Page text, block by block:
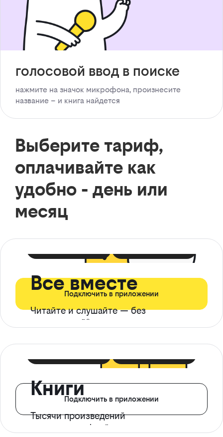
голосовой ввод в поиске
нажмите на значок микрофона, произнесите
название – и книга найдется
Выберите тариф,
оплачивайте как
удобно - день или
месяц
Все вместе
Читайте и слушайте — без
ограничений*
Подключить в приложении
Книги
Тысячи произведений
с доступом офлайн
Подключить в приложении